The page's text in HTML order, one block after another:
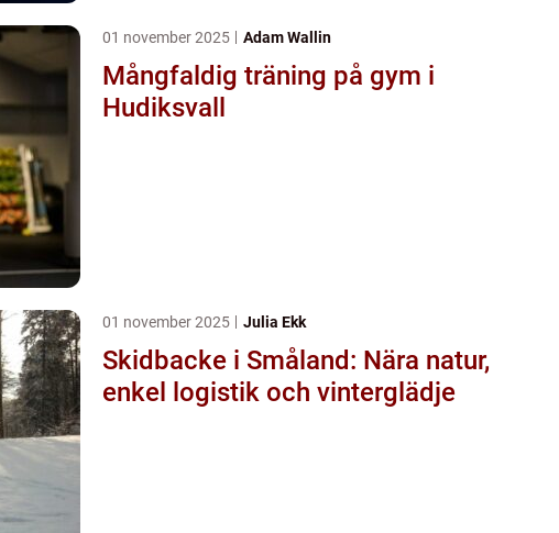
01 november 2025 Adam Wallin
Mångfaldig träning på gym i
Hudiksvall
01 november 2025 Julia Ekk
Skidbacke i Småland: Nära natur,
enkel logistik och vinterglädje